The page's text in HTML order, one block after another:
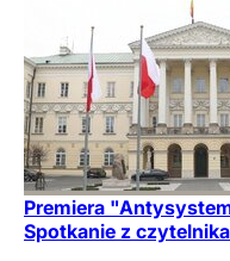
Premiera
Spotkanie z